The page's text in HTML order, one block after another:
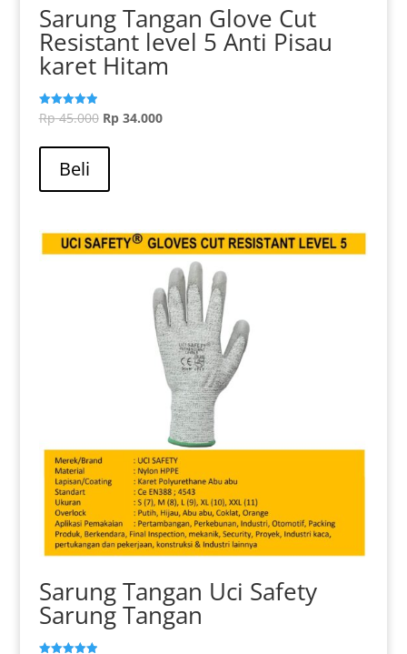
Sarung Tangan Glove Cut
Resistant level 5 Anti Pisau
karet Hitam
Dinilai
5.00
Rp45.000 Harga
Rp34.000Harga
Beli
Pilihan
diambil
halaman
Sarung Tangan Uci Safety
Sarung Tangan